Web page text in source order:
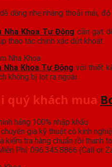
Nha Khoa Tự Động cần gạt
thao tác chính xác dứt khoát
Nha Khoa Tự Động với thiết
không bị lọt ra ngoài.
quý khách mua
hãng 100% nhập khẩu
gia kỹ thuật có kinh
kiểm tra hàng chuẩn rồi thanh
Phí: 096.345.8866 (Call or